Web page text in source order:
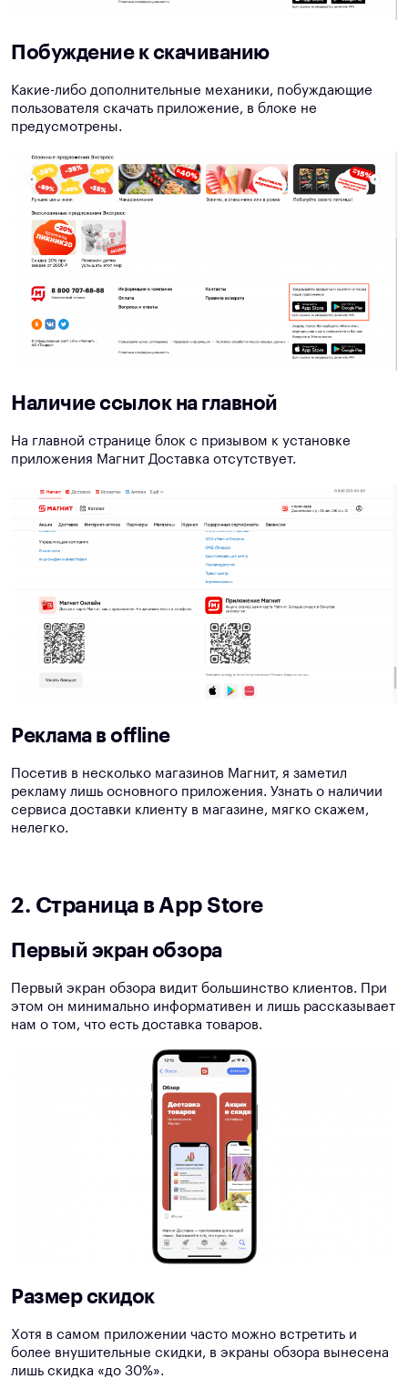
Побуждение к скачиванию
Какие-либо дополнительные механики, побуждающие
пользователя скачать приложение, в блоке не
предусмотрены.
Наличие ссылок на главной
На главной странице блок с призывом к установке
приложения Магнит Доставка отсутствует.
Реклама в offline
Посетив в несколько магазинов Магнит, я заметил
рекламу лишь основного приложения. Узнать о наличии
сервиса доставки клиенту в магазине, мягко скажем,
нелегко.
2. Страница в App Store
Первый экран обзора
Первый экран обзора видит большинство клиентов. При
этом он минимально информативен и лишь рассказывает
нам о том, что есть доставка товаров.
Размер скидок
Хотя в самом приложении часто можно встретить и
более внушительные скидки, в экраны обзора вынесена
лишь скидка «до 30%».